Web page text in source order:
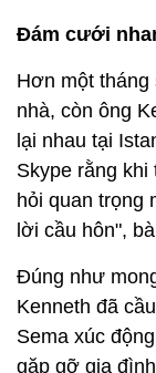
Đám cưới
Hơn một tháng
nhà, còn ông
lại nhau tại
Skype rằng khi
hỏi quan trọng
lời cầu hôn",
Đúng như
Kenneth đã
Sema xúc
gặp gỡ gia